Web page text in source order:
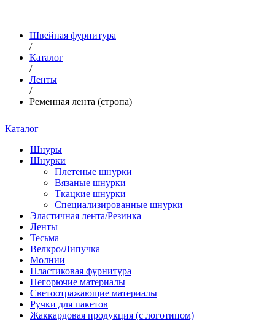
Швейная фурнитура
/
Каталог
/
Ленты
/
Ременная лента (стропа)
Каталог
Шнуры
Шнурки
Плетеные шнурки
Вязаные шнурки
Ткацкие шнурки
Специализированные шнурки
Эластичная лента/Резинка
Ленты
Тесьма
Велкро/Липучка
Молнии
Пластиковая фурнитура
Негорючие материалы
Светоотражающие материалы
Ручки для пакетов
Жаккардовая продукция (с логотипом)